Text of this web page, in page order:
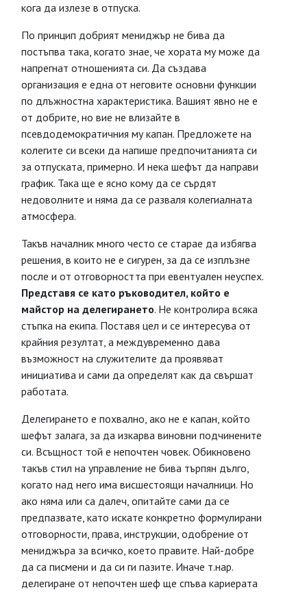
кога да излезе в отпуска.
По принцип добрият мениджър не бива да
постъпва така, когато знае, че хората му може да
напрегнат отношенията си. Да създава
организация е една от неговите основни функции
по длъжностна характеристика. Вашият явно не е
от добрите, но вие не влизайте в
псевдодемократичния му капан. Предложете на
колегите си всеки да напише предпочитанията си
за отпуската, примерно. И нека шефът да направи
график. Така ще е ясно кому да се сърдят
недоволните и няма да се разваля колегиалната
атмосфера.
Такъв началник много често се старае да избягва
решения, в които не е сигурен, за да се изплъзне
после и от отговорността при евентуален неуспех.
Представя се като ръководител, който е
майстор на делегирането. Не контролира всяка
стъпка на екипа. Поставя цел и се интересува от
крайния резултат, а междувременно дава
възможност на служителите да проявяват
инициатива и сами да определят как да свършат
работата.
Делегирането е похвално, ако не е капан, който
шефът залага, за да изкарва виновни подчинените
си. Всъщност той е непочтен човек. Обикновено
такъв стил на управление не бива търпян дълго,
когато над него има висшестоящи началници. Но
ако няма или са далеч, опитайте сами да се
предпазвате, като искате конкретно формулирани
отговорности, права, инструкции, одобрение от
мениджъра за всичко, което правите. Най-добре
да са писмени и да си ги пазите. Иначе т.нар.
делегиране от непочтен шеф ще спъва кариерата